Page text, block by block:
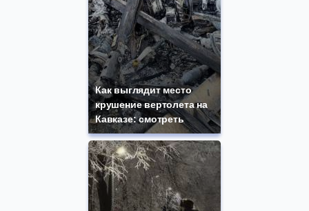
Как выглядит место
крушение вертолета на
Кавказе: смотреть